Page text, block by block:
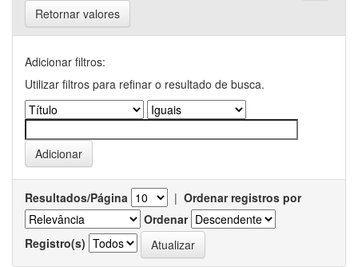
Retornar valores
Adicionar filtros:
Utilizar filtros para refinar o resultado de busca.
Resultados/Página | Ordenar registros por
Ordenar
Registro(s)